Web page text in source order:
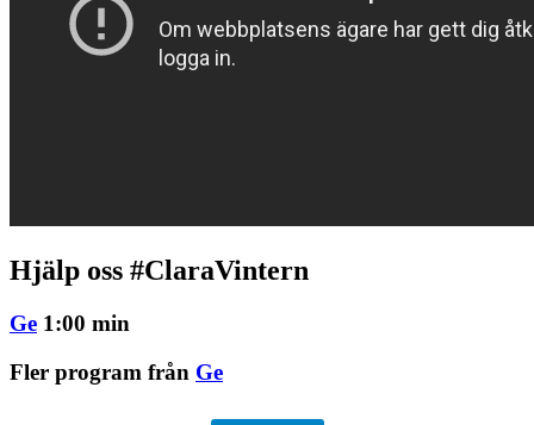
Hjälp oss #ClaraVintern
Ge 1:00 min
Fler program från Ge